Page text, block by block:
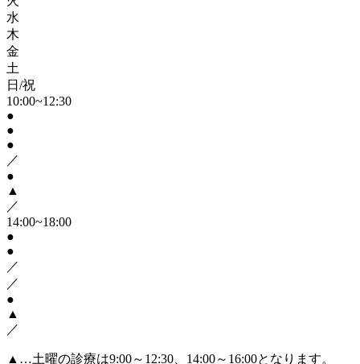
水
木
金
土
日/祝
10:00~12:30
●
●
●
／
●
▲
／
14:00~18:00
●
●
／
／
●
▲
／
▲ …土曜の診療は9:00～12:30、14:00～16:00となります。